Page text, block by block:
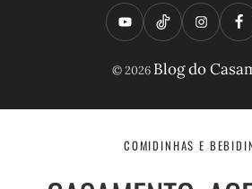
Y
o
t
u
T
i
t
o
I
n
t
a
F
a
e
b
© 2026 Blog do
COMIDINHAS E